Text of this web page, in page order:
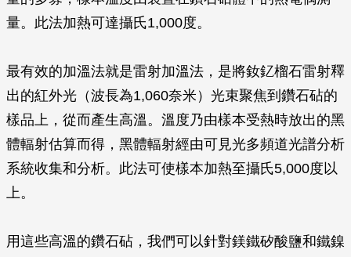
量。此法加熱可達攝氏1,000度。
最有效的加溫法就是雷射加溫法，是將釹釔榴石雷射釋
出的紅外光（波長為1,060奈米）光束聚焦到鑽石砧的
樣品上，從而產生高溫。溫度乃由樣本受熱時放出的黑
體輻射估算而得，黑體輻射經由可見光多頻道光譜分析
系統收集和分析。此法可使樣本加熱至攝氏5,000度以
上。
用這些高溫的鑽石砧，我們可以針對鎂鐵矽酸鹽和鐵鎳